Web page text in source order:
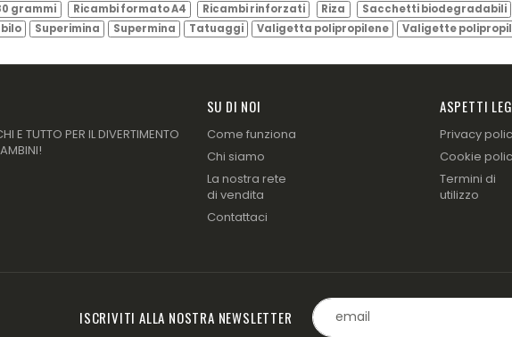
grammi Ricambi formato A4 Ricambi rinforzati Riza Sacchetti biodegradabili
Superimina Supermina Tatuaggi Valigetta polipropilene Valigette
E TUTTO PER IL DIVERTIMENTO
SU DI NOI
Come funziona
Chi siamo
La nostra rete
di vendita
Contattaci
ASPETTI
Privacy
Cookie
Termini di
utilizzo
ISCRIVITI ALLA NOSTRA NEWSLETTER